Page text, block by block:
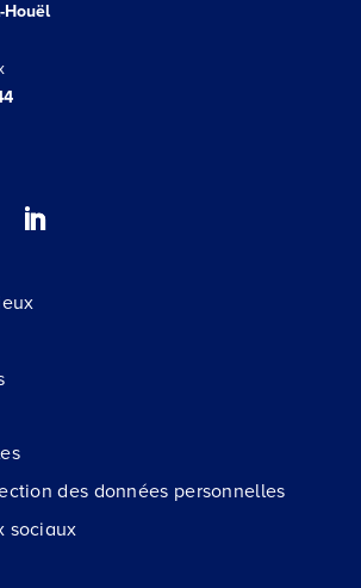
Houël
des données personnelles
sociaux